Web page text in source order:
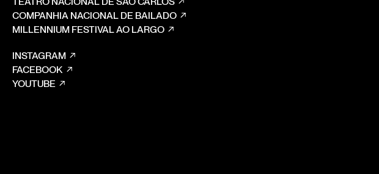
COMPANHIA NACIONAL DE BAILADO
MILLENNIUM FESTIVAL AO LARGO
INSTAGRAM
FACEBOOK
YOUTUBE